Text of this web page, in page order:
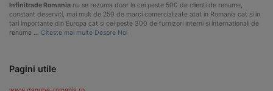
Infinitrade Romania nu se rezuma doar la cei peste 500 de clienti de renume,
constant deserviti, mai mult de 250 de marci comercializate atat in Romania cat si in
tari importante din Europa cat si cei peste 300 de furnizori interni si internationali de
renume … Citeste mai multe Despre Noi
Pagini utile